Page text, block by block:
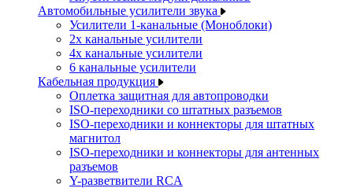
Автомобильные усилители звука
Усилители 1-канальные (Моноблоки)
2х канальные усилители
4х канальные усилители
6 канальные усилители
Кабельная продукция
Оплетка защитная для автопроводки
ISO-переходники со штатных разъемов
ISO-переходники и коннекторы для штатных
магнитол
ISO-переходники и коннекторы для антенных
разъемов
Y-разветвители RCA